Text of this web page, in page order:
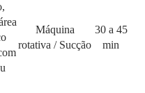
Máquina
rotativa / Sucção
30 a 45
min